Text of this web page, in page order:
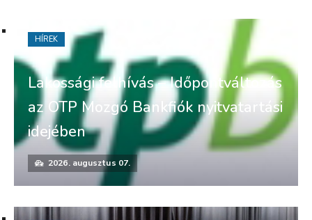
Lakossági felhívás – Időpontváltozás
az OTP Mozgó Bankfiók nyitvatartási
idejében
2026. augusztus 07.
HÍREK